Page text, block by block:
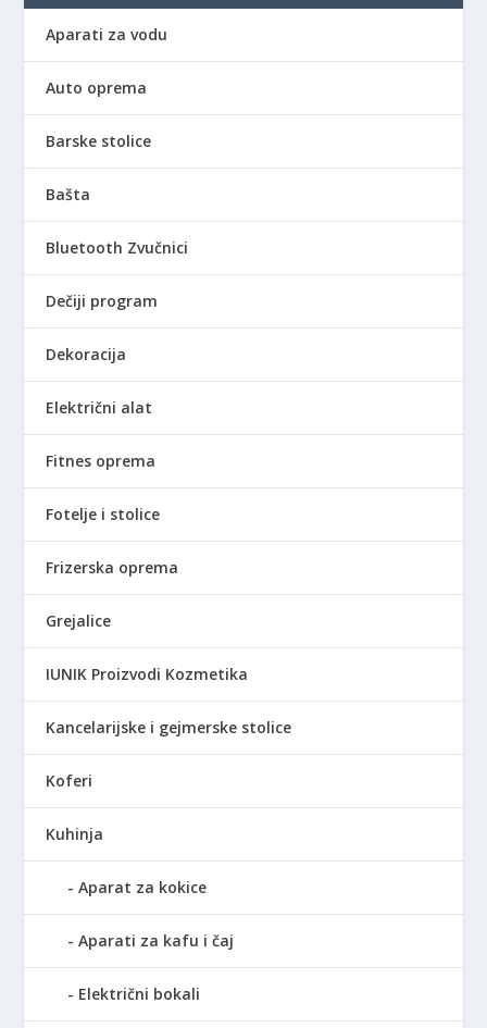
1
5
0
0
R
S
,
0
R
D
0
S
.
D
Aparati za vodu
Auto oprema
Barske stolice
Bašta
Bluetooth Zvučnici
Dečiji program
Dekoracija
Električni alat
Fitnes oprema
Fotelje i stolice
Frizerska oprema
Grejalice
IUNIK Proizvodi Kozmetika
Kancelarijske i gejmerske stolice
Koferi
Kuhinja
Aparat za kokice
Aparati za kafu i čaj
Električni bokali